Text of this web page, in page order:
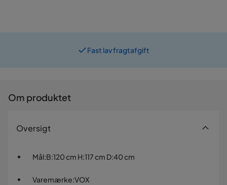
Fast lav fragtafgift
Om produktet
Oversigt
Mål:B:120 cm H:117 cm D:40 cm
Varemærke:VOX